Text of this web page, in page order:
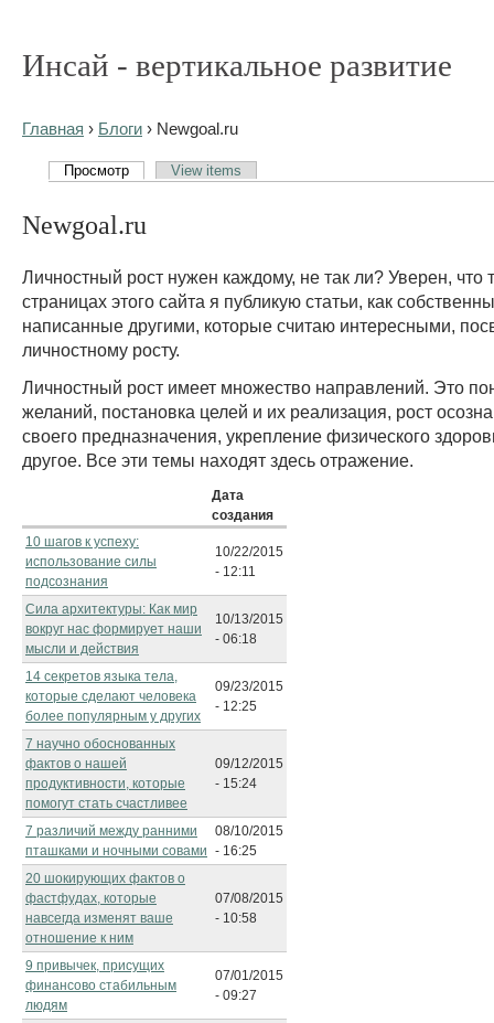
Инсай - вертикальное развитие
Главная › Блоги › Newgoal.ru
Просмотр View items
Newgoal.ru
Личностный рост нужен каждому, не так ли? Уверен, что
страницах этого сайта я публикую статьи, как
написанные другими, которые считаю интересными,
личностному росту.
Личностный рост имеет множество направлений. Это
желаний, постановка целей и их реализация, рост
своего предназначения, укрепление физического
другое. Все эти темы находят здесь отражение.
Дата
создания
10 шагов к успеху:
использование силы
подсознания
10/22/2015
- 12:11
Сила архитектуры: Как мир
вокруг нас формирует наши
мысли и действия
10/13/2015
- 06:18
14 секретов языка тела,
которые сделают человека
более популярным у других
09/23/2015
- 12:25
7 научно обоснованных
фактов о нашей
продуктивности, которые
помогут стать счастливее
09/12/2015
- 15:24
7 различий между ранними
пташками и ночными совами
08/10/2015
- 16:25
20 шокирующих фактов о
фастфудах, которые
навсегда изменят ваше
отношение к ним
07/08/2015
- 10:58
9 привычек, присущих
финансово стабильным
людям
07/01/2015
- 09:27